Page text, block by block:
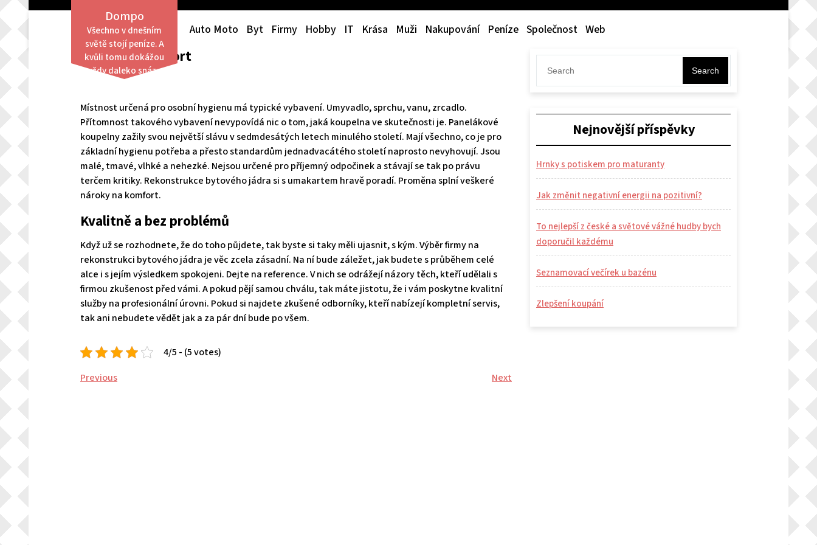
Dompo
Všechno v dnešním
světě stojí peníze. A
kvůli tomu dokážou
vždy daleko snáze
kterým není po
finanční stránce
přáno.
Auto Moto Byt Firmy Hobby IT Krása Muži Nakupování Peníze Společnost Web
Prostor a komfort
Místnost určená pro osobní hygienu má typické vybavení. Umyvadlo, sprchu, vanu, zrcadlo.
Přítomnost takového vybavení nevypovídá nic o tom, jaká koupelna ve skutečnosti je. Panelákové
koupelny zažily svou největší slávu v sedmdesátých letech minulého století. Mají všechno, co je pro
základní hygienu potřeba a přesto standardům jednadvacátého století naprosto nevyhovují. Jsou
malé, tmavé, vlhké a nehezké. Nejsou určené pro příjemný odpočinek a stávají se tak po právu
terčem kritiky. Rekonstrukce bytového jádrasi s umakartem hravě poradí. Proměna splní veškeré
nároky na komfort.
Kvalitně a bez problémů
Když už se rozhodnete, že do toho půjdete, tak byste si taky měli ujasnit, s kým. Výběr firmy na
rekonstrukci bytového jádra je věc zcela zásadní. Na ní bude záležet, jak budete s průběhem celé
alce i s jejím výsledkem spokojeni. Dejte na reference. V nich se odrážejí názory těch, kteří udělali s
firmou zkušenost před vámi. A pokud pějí samou chválu, tak máte jistotu, že i vám poskytne kvalitní
služby na profesionální úrovni. Pokud si najdete zkušené odborníky, kteří nabízejí kompletní servis,
tak ani nebudete vědět jak a za pár dní bude po všem.
4/5 - (5 votes)
Navigace
Previous
Previous
Next
Next
Search
Nejnovější příspěvky
Hrnky s potiskem pro maturanty
Jak změnit negativní energii na pozitivní?
To nejlepší z české a světové vážné hudby bych
doporučil každému
Seznamovací večírek u bazénu
Zlepšení koupání